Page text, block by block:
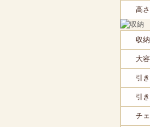
高
収
大
引
引
チ